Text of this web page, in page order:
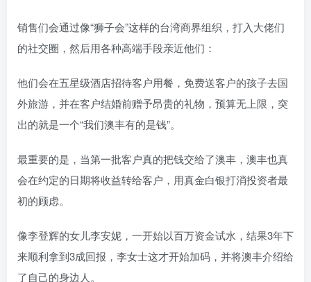
销售们会通过像“狮子会”这样的台湾商界组织，打入大佬们
的社交圈，然后用各种高端手段亲近他们：
他们会在五星级酒店招待客户用餐，免费送客户的孩子去国
外旅游，并在客户结婚前赠予昂贵的礼物，预算无上限，突
出的就是一个“我们澳丰有的是钱”。
最重要的是，当第一批客户真的把钱交给了澳丰，澳丰也真
会在约定的日期将收益转给客户，用真金白银打消投资者最
初的顾虑。
像李登辉的女儿李安妮，一开始以百万资金试水，结果3年下
来顺利拿到3成回报，李女士这才开始加码，并将澳丰介绍给
了自己的身边人。